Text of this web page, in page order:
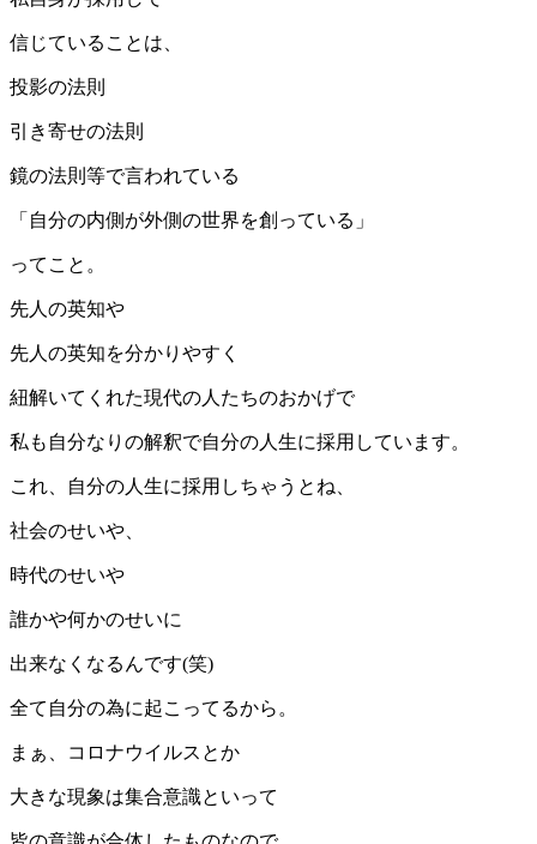
信じていることは、
投影の法則
引き寄せの法則
鏡の法則等で言われている
「自分の内側が外側の世界を創っている」
ってこと。
先人の英知や
先人の英知を分かりやすく
紐解いてくれた現代の人たちのおかげで
私も自分なりの解釈で自分の人生に採用しています。
これ、自分の人生に採用しちゃうとね、
社会のせいや、
時代のせいや
誰かや何かのせいに
出来なくなるんです(笑)
全て自分の為に起こってるから。
まぁ、コロナウイルスとか
大きな現象は集合意識といって